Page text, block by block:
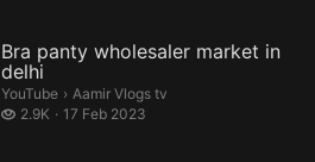
Bra panty wholesaler market in
delhi
YouTube › Aamir Vlogs tv.
Aamir Vlogs tv
2.9K
2.9 thousand views
17 Feb 2023